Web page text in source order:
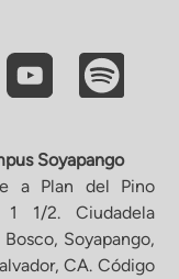
Soyapango
a Plan del Pino
1 1/2. Ciudadela
Bosco, Soyapango,
CA. Código